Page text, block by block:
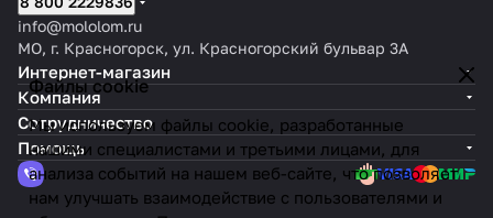
Файлы cookie
Мы используем файлы cookie, разработанные
нашими специалистами и третьими лицами, для
анализа событий на нашем веб-сайте, что позволяет
нам улучшать взаимодействие с пользователями и
info@mololom.ru
МО, г. Красногорск, ул. Красногорский бульвар 3А
Интернет-магазин
Компания
Сотрудничество
Помощь